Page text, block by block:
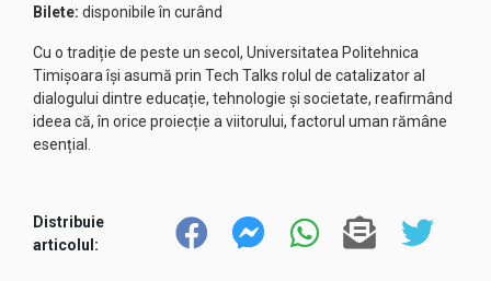
Bilete: disponibile în curând
Cu o tradiție de peste un secol, Universitatea Politehnica
Timișoara își asumă prin Tech Talks rolul de catalizator al
dialogului dintre educație, tehnologie și societate, reafirmând
ideea că, în orice proiecție a viitorului, factorul uman rămâne
esențial.
Distribuie
articolul: